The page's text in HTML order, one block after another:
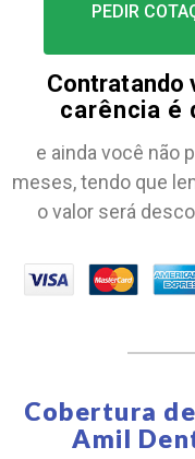
PEDIR
Contratando
carência é
e ainda você não
meses, tendo que
o valor será
Cobertura
Amil